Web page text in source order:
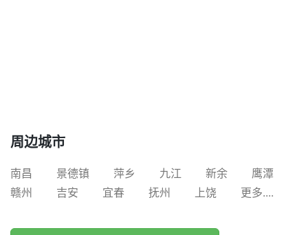
周边城市
南昌 景德镇 萍乡 九江 新余
鹰潭
赣州
吉安 宜春 抚州 上饶 更多....